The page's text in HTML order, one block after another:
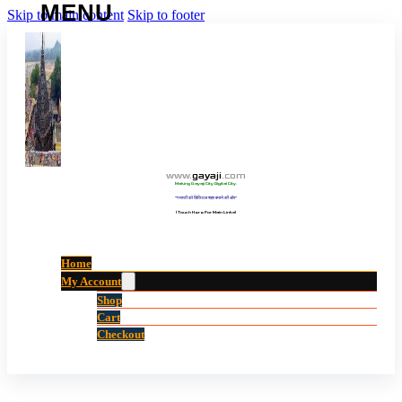
Skip to main content Skip to footer
www.gayaji.com
Making Gayaji City Digital City.
“गयाजी को डिजिटल शहर बनाने की ओर”
(Touch Here For Main Links)
Home
My Account
Shop
Cart
Checkout